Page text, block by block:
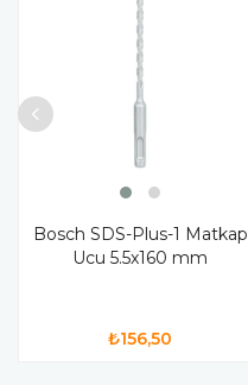
Bosch SDS-Plus-1 Matkap
Ucu 5.5x160 mm
₺156,50